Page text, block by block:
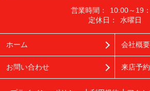
営業時間：
10:00～19
定休日：
水曜日
ホーム 会社概要
お問い合わせ 来店予約